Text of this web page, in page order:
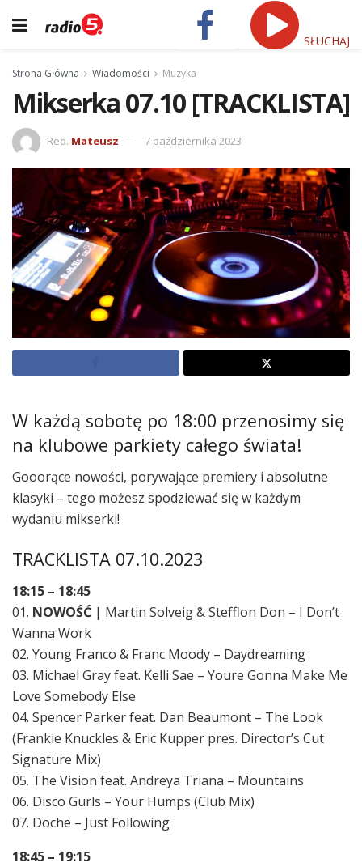
SŁUCHAJ
Strona Główna Wiadomości Muzyka
Mikserka 07.10 [TRACKLISTA]
Red. Mateusz 7 października 2023
W każdą sobotę po 18:00 przenosimy się
na klubowe parkiety całego świata!
Gooorące nowości, porywające premiery i absolutne
klasyki – tego możesz spodziewać się w każdym
wydaniu mikserki!
TRACKLISTA 07.10.2023
18:15 – 18:45
01. NOWOŚĆ | Martin Solveig & Stefflon Don – I Don’t
Wanna Work
02. Young Franco & Franc Moody – Daydreaming
03. Michael Gray feat. Kelli Sae – Youre Gonna Make Me
Love Somebody Else
04. Spencer Parker feat. Dan Beaumont – The Look
(Frankie Knuckles & Eric Kupper pres. Director’s Cut
Signature Mix)
05. The Vision feat. Andreya Triana – Mountains
06. Disco Gurls – Your Humps (Club Mix)
07. Doche – Just Following
18:45 – 19:15